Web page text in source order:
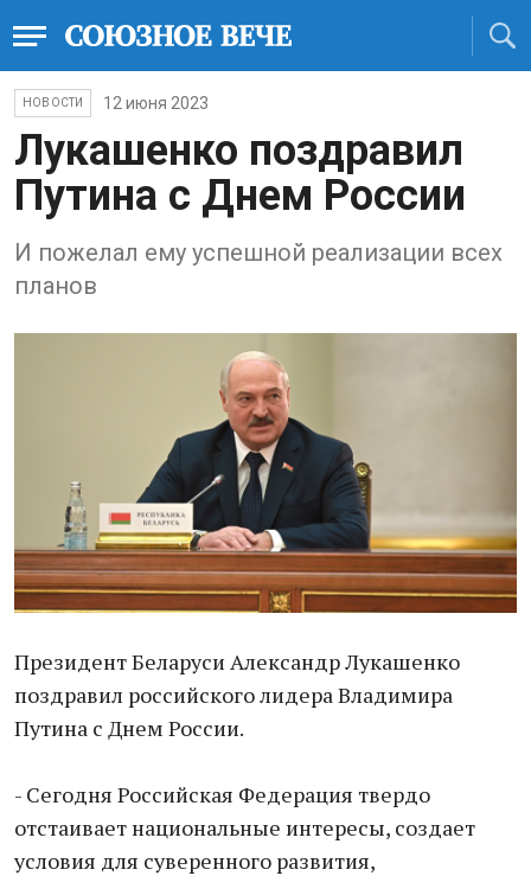
НОВОСТИ 12 июня 2023
Лукашенко поздравил
Путина с Днем России
И пожелал ему успешной реализации всех
планов
Президент Беларуси Александр Лукашенко
поздравил российского лидера Владимира
Путина с Днем России.
- Сегодня Российская Федерация твердо
отстаивает национальные интересы, создает
условия для суверенного развития,